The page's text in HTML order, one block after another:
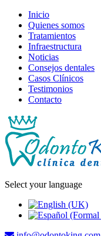
Inicio
Quienes somos
Tratamientos
Infraestructura
Noticias
Consejos dentales
Casos Clínicos
Testimonios
Contacto
Select your language